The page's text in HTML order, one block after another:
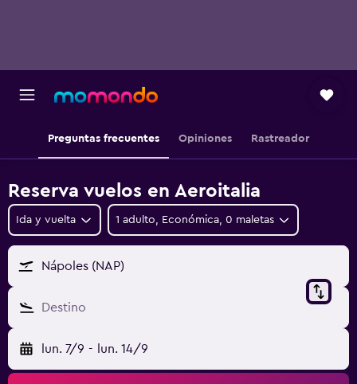
Preguntas frecuentes Opiniones Rastreador
Reserva vuelos en Aeroitalia
Ida y vuelta 1 adulto, Económica, 0 maletas
Nápoles (NAP)
Destino
lun. 7/9 - lun. 14/9